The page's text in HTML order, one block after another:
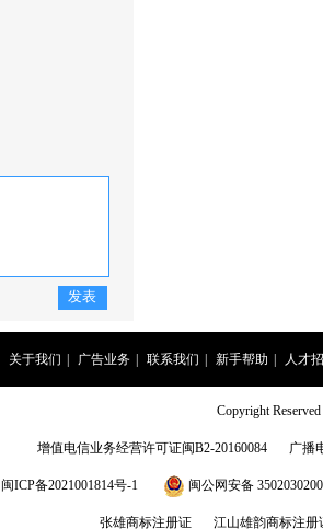
关于我们 广告业务 联系我们 新手帮助 人才
Copyright
增值电信业务经营许可证闽B2-20160084 广播
闽ICP备2021001814号-1 闽公网安备
张雄商标注册证 江山雄韵商标注册